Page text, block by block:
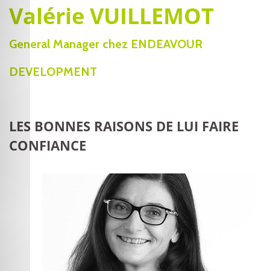
Valérie VUILLEMOT
General Manager chez ENDEAVOUR
DEVELOPMENT
LES BONNES RAISONS DE LUI FAIRE
CONFIANCE